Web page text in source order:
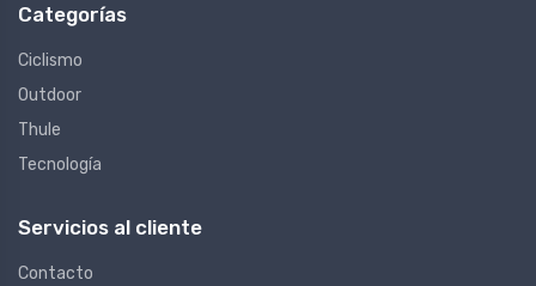
Categorías
Ciclismo
Outdoor
Thule
Tecnología
Servicios al cliente
Contacto